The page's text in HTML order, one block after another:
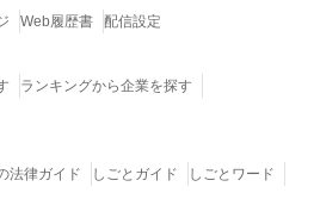
Web履歴書 配信設定
ランキングから企業を探す
法律ガイド しごとガイド
しごとワード